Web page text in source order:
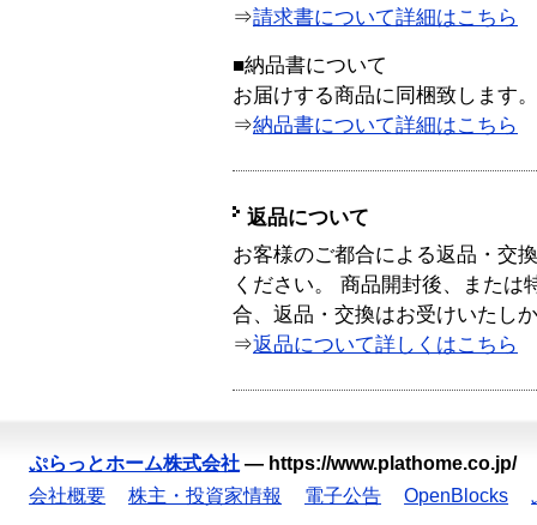
⇒請求書について詳細はこちら
■納品書について
お届けする商品に同梱致します。
⇒納品書について詳細はこちら
返品について
お客様のご都合による返品・交
ください。 商品開封後、または
合、返品・交換はお受けいたし
⇒返品について詳しくはこちら
ぷらっとホーム株式会社 — https://www.plathome.co.jp/
会社概要
株主・投資家情報 電子公告 OpenBlocks